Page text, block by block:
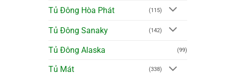
Tủ Đông Hòa Phát (115)
Tủ Đông Sanaky (142)
Tủ Đông Alaska (99)
Tủ Mát (338)